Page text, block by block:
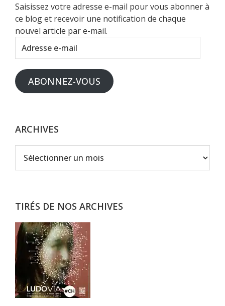
Saisissez votre adresse e-mail pour vous abonner à
ce blog et recevoir une notification de chaque
nouvel article par e-mail.
Adresse
e-
mail
ABONNEZ-VOUS
ARCHIVES
TIRÉS DE NOS ARCHIVES